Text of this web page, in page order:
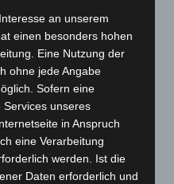
Tragweite nicht allein
alternativer Produkte
Fall zeige einmal mehr,
Voraussetzung für eine
sei.
HomeTec Pro
nach §7 BSIG:
an unserem
einen besonders hohen
Eine Nutzung der
ohne jede Angabe
Sofern eine
unseres
in Anspruch
eine Verarbeitung
werden. Ist die
Daten erforderlich und